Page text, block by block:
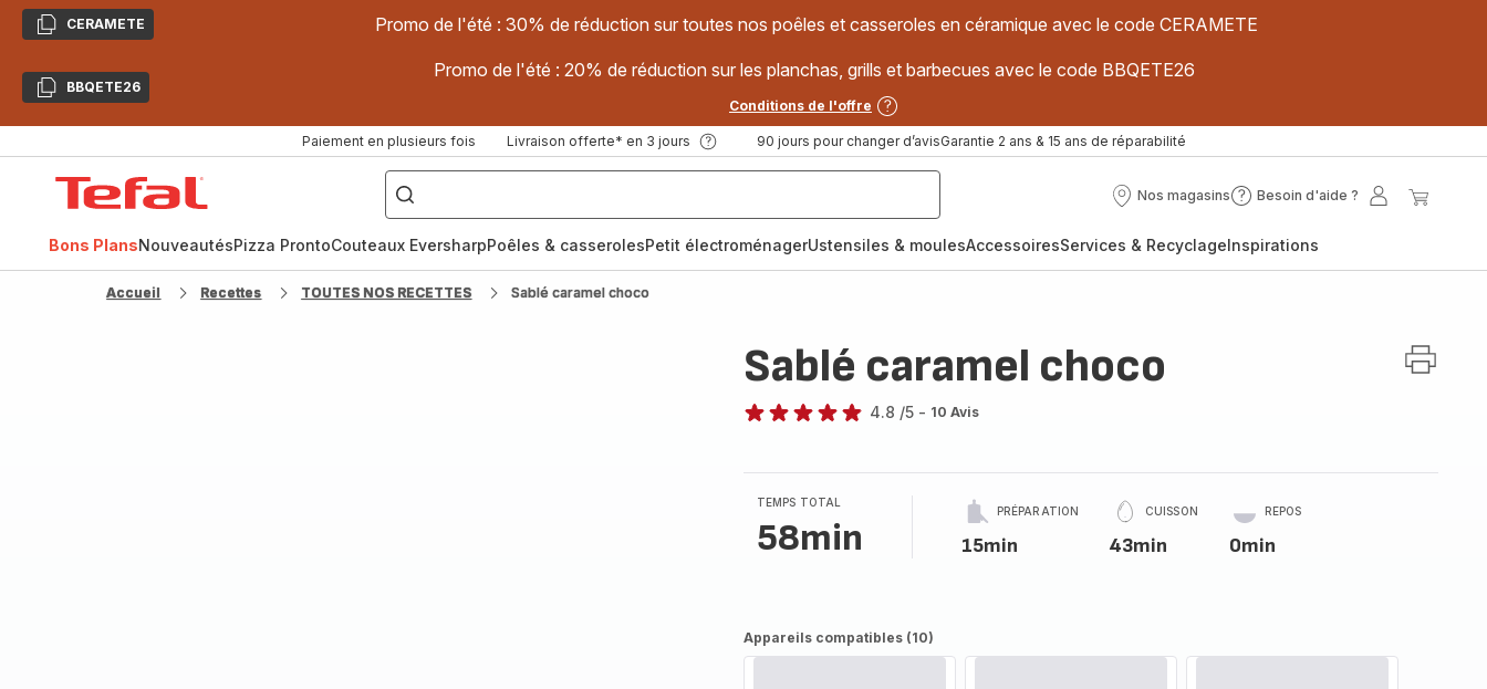
CopierCERAMETE Promo de l'été : 30% de réduction sur toutes nos poêles et casseroles en céramique avec le code CERAMETE
CopierBBQETE26
Promo de l'été : 20% de réduction sur les planchas, grills et barbecues avec le code BBQETE26
Conditions de l'offre
Paiement en plusieurs fois Livraison offerte* en 3 jours 90 jours pour changer d’avisGarantie 2 ans & 15 ans de réparabilité
["Poêles
inox,
Cake
Factory,
Nos magasins
Nos
Besoin d'aide ?
Besoin
?
Mon
Bons PlansNouveautésPizza ProntoCouteaux EversharpPoêles & casserolesPetit électroménagerUstensiles & moulesAccessoiresServices & RecyclageInspirations
Accueil Recettes TOUTES NOS RECETTES Sablé caramel choco
Sablé caramel choco
4.8 /5 - 10 Avis
TEMPS TOTAL
58min
PRÉPARATION
15min
CUISSON
43min
REPOS
0min
Appareils compatibles (10)